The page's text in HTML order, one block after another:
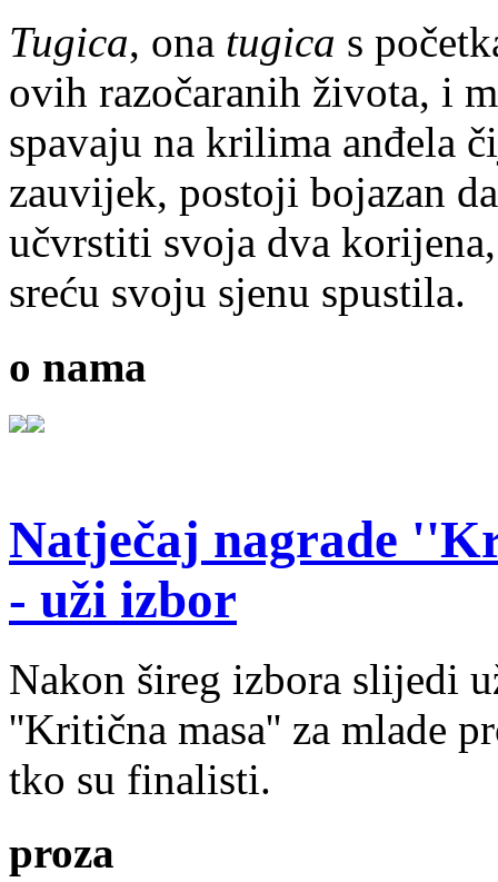
Tugica, ona tugica s
ovih razočaranih života, i
spavaju na krilima anđela
zauvijek, postoji bojazan
učvrstiti svoja dva
sreću svoju sjenu spustila.
o nama
Natječaj nagrade
- uži izbor
Nakon šireg izbora slijedi
''Kritična masa'' za mlade
tko su finalisti.
proza